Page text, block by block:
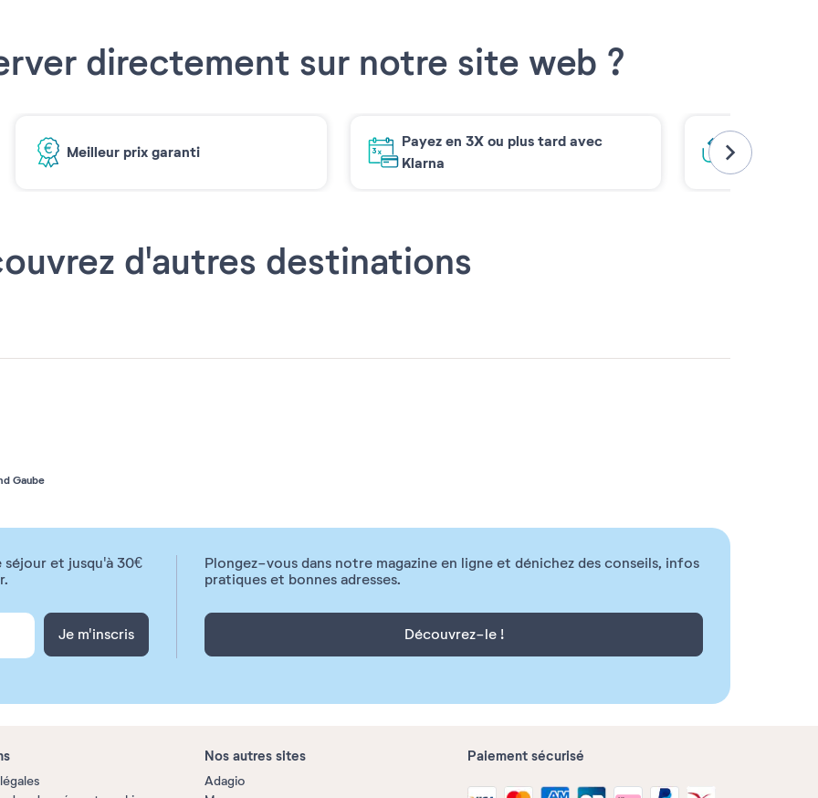
directement sur notre site web ?
Meilleur prix garanti
Payez en 3X ou plus tard avec
Klarna
Bloquez
d'autres destinations
Gaube
et jusqu'à 30€
Je m'inscris
Plongez-vous dans notre magazine en ligne et dénichez des conseils, infos
pratiques et bonnes adresses.
Découvrez-le !
Nos autres sites
Adagio
Paiement sécurisé